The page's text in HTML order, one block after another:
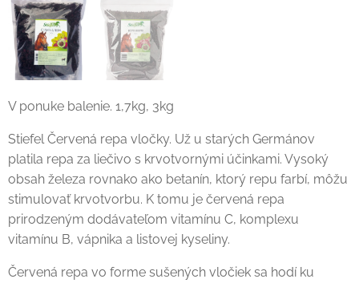
V ponuke balenie. 1,7kg, 3kg
Stiefel Červená repa vločky. Už u starých Germánov
platila repa za liečivo s krvotvornými účinkami. Vysoký
obsah železa rovnako ako betanín, ktorý repu farbí, môžu
stimulovať krvotvorbu. K tomu je červená repa
prirodzeným dodávateľom vitamínu C, komplexu
vitamínu B, vápnika a listovej kyseliny.
Červená repa vo forme sušených vločiek sa hodí ku